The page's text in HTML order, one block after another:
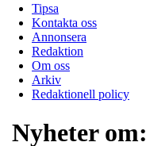
Tipsa
Kontakta oss
Annonsera
Redaktion
Om oss
Arkiv
Redaktionell policy
Nyheter om: